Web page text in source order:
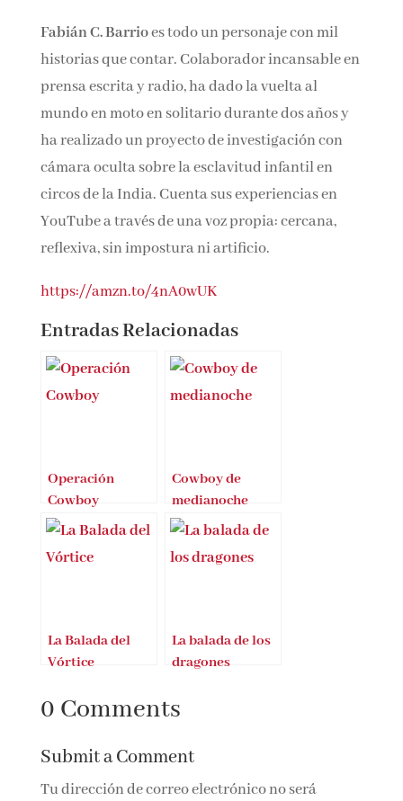
pobre, madre, migrante y deseada.
Fabián C. Barrioes todo un personaje con mil
historias que contar. Colaborador incansable
en prensa escrita y radio, ha dado la vuelta al
mundo en moto en solitario durante dos años y
ha realizado un proyecto de investigación con
cámara oculta sobre la esclavitud infantil en
circos de la India. Cuenta sus experiencias en
reflexiva, sin impostura ni artificio.
Entradas Relacionadas
Operación
Cowboy
Cowboy de
medianoche
Vórtice
dragones
0 Comments